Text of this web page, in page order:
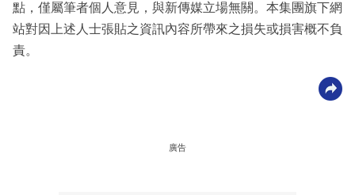
點，僅屬筆者個人意見，與新傳媒立場無關。本集團旗下網
站對因上述人士張貼之資訊內容所帶來之損失或損害概不負
責。
廣告